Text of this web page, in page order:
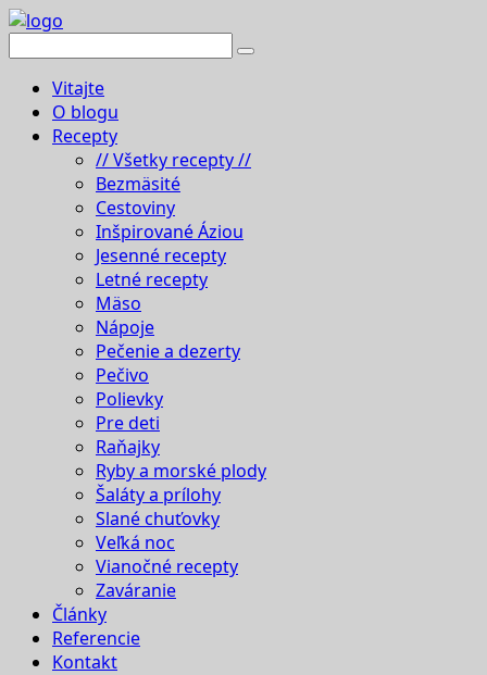
Vitajte
O blogu
Recepty
// Všetky recepty //
Bezmäsité
Cestoviny
Inšpirované Áziou
Jesenné recepty
Letné recepty
Mäso
Nápoje
Pečenie a dezerty
Pečivo
Polievky
Pre deti
Raňajky
Ryby a morské plody
Šaláty a prílohy
Slané chuťovky
Veľká noc
Vianočné recepty
Zaváranie
Články
Referencie
Kontakt